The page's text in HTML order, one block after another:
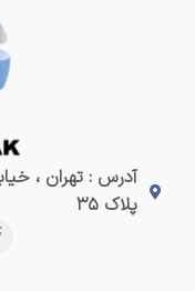
آدرس : تهران ،
پلاک ۳۵